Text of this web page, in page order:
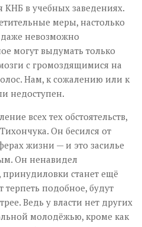
КНБ в учебных заведениях.
меры, настолько
невозможно
могут выдумать только
с громоздящимися на
Нам, к сожалению или к
недоступен.
всех тех обстоятельств,
Он бесился от
жизни — и это засилье
Он ненавидел
станет ещё
терпеть подобное, будут
Ведь у власти нет других
молодёжью, кроме как